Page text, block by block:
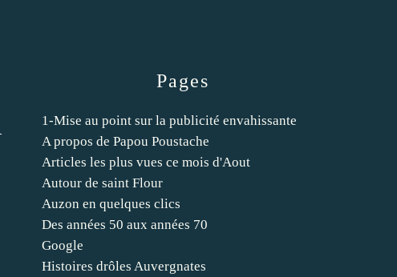
Pages
1-Mise au point sur la publicité envahissante
A propos de Papou Poustache
Articles les plus vues ce mois d'Aout
Autour de saint Flour
Auzon en quelques clics
Des années 50 aux années 70
Google
Histoires drôles Auvergnates